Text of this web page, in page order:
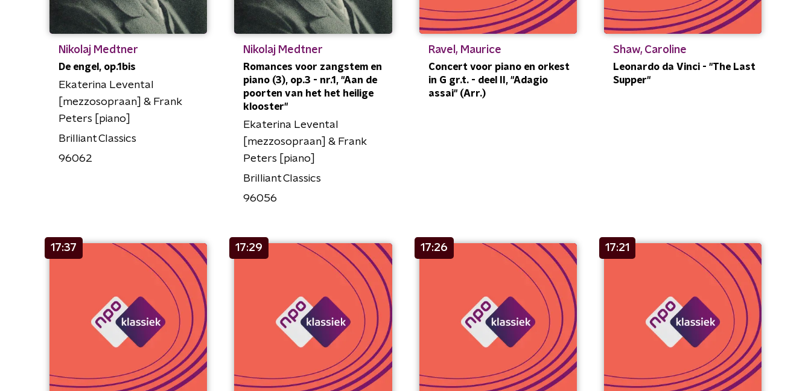
Nikolaj Medtner
De engel, op.1bis
Ekaterina Levental
[mezzosopraan] & Frank
Peters [piano]
Brilliant Classics
96062
Nikolaj Medtner
Romances voor zangstem en
piano (3), op.3 - nr.1, "Aan de
poorten van het het heilige
klooster"
Ekaterina Levental
[mezzosopraan] & Frank
Peters [piano]
Brilliant Classics
96056
Ravel, Maurice
Concert voor piano en orkest
in G gr.t. - deel II, "Adagio
assai" (Arr.)
Shaw, Caroline
Leonardo da Vinci - "The Last
Supper"
17:37 17:29 17:26 17:21